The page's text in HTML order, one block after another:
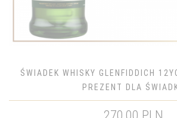
ŚWIADEK WHISKY GLENFIDDICH
PREZENT DLA